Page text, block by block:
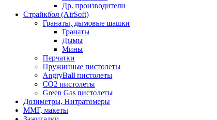
Др. производители
Страйкбол (AirSoft)
Гранаты, дымовые шашки
Гранаты
Дымы
Мины
Перчатки
Пружинные пистолеты
AngryBall пистолеты
CO2 пистолеты
Green Gas пистолеты
Дозиметры, Нитратомеры
ММГ, макеты